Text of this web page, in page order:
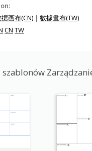
画布(CN) | 數據畫布(TW)
CN TW
szablonów